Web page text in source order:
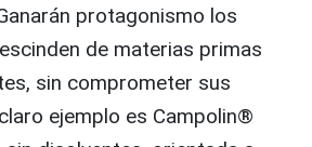
protagonismo los
de materias primas
sin comprometer sus
ejemplo es Campolin®